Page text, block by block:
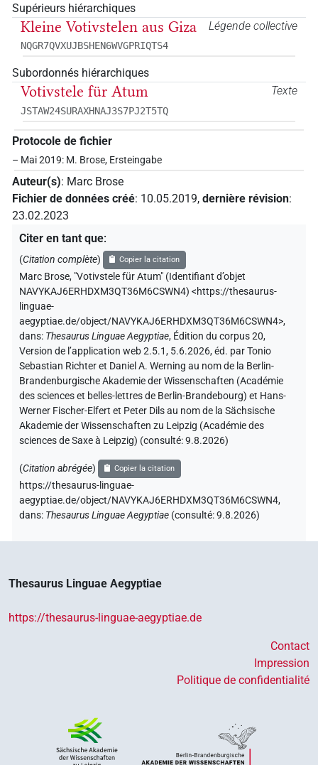
Supérieurs hiérarchiques
Légende collective
Kleine Votivstelen aus Giza
NQGR7QVXUJBSHEN6WVGPRIQTS4
Subordonnés hiérarchiques
Texte
Votivstele für Atum
JSTAW24SURAXHNAJ3S7PJ2T5TQ
Protocole de fichier
– Mai 2019: M. Brose, Ersteingabe
Auteur(s): Marc Brose
Fichier de données créé: 10.05.2019, dernière révision:
23.02.2023
Citer en tant que:
(Citation complète) Copier la citation
Marc Brose, "Votivstele für Atum" (Identifiant d’objet
NAVYKAJ6ERHDXM3QT36M6CSWN4) <https://thesaurus-
linguae-
aegyptiae.de/object/NAVYKAJ6ERHDXM3QT36M6CSWN4>,
dans: Thesaurus Linguae Aegyptiae, Édition du corpus 20,
Version de l’application web 2.5.1, 5.6.2026, éd. par Tonio
Sebastian Richter et Daniel A. Werning au nom de la Berlin-
Brandenburgische Akademie der Wissenschaften (Académie
des sciences et belles-lettres de Berlin-Brandebourg) et Hans-
Werner Fischer-Elfert et Peter Dils au nom de la Sächsische
Akademie der Wissenschaften zu Leipzig (Académie des
sciences de Saxe à Leipzig) (consulté:9.8.2026)
(Citation abrégée) Copier la citation
https://thesaurus-linguae-
aegyptiae.de/object/NAVYKAJ6ERHDXM3QT36M6CSWN4,
dans: Thesaurus Linguae Aegyptiae (consulté:9.8.2026)
Thesaurus Linguae Aegyptiae
https://thesaurus-linguae-aegyptiae.de
Contact
Impression
Politique de confidentialité